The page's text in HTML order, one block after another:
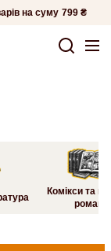
на суму 799 ₴
Комікси та
романи